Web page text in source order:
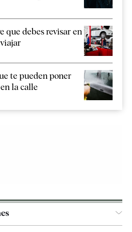
que debes revisar en
te pueden poner
la calle